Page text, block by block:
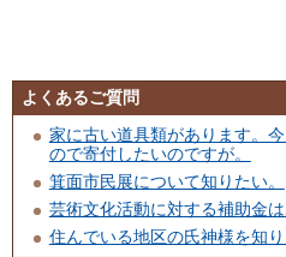
よくあるご質問
家に古い道具類があります。
ので寄付したいのですが。
箕面市民展について知りたい。
芸術文化活動に対する補助金は
住んでいる地区の氏神様を知り